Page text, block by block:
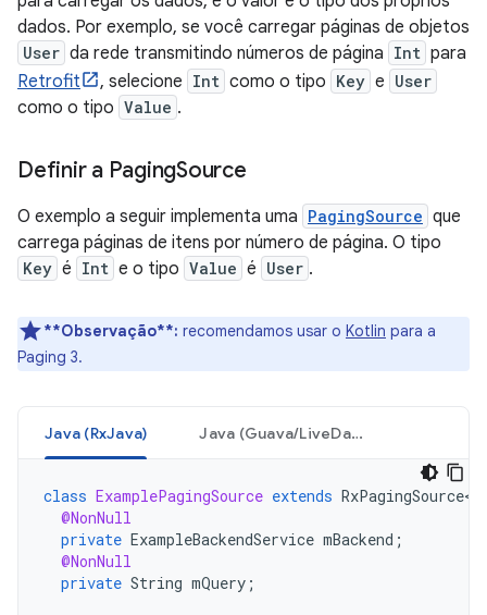
dados. Por exemplo, se você carregar páginas de objetos
User da rede transmitindo números de página Int para
Retrofit
, selecione Int como o tipo Key e User
como o tipo Value .
Definir a PagingSource
O exemplo a seguir implementa uma PagingSource que
carrega páginas de itens por número de página. O tipo
Key é Int e o tipo Value é User .
**Observação**: recomendamos usar o Kotlin para a
Paging 3.
Java (RxJava) Java (Guava/LiveData)
class ExamplePagingSource extends
@NonNull
private ExampleBackendService mBackend ;
@NonNull
private String mQuery ;